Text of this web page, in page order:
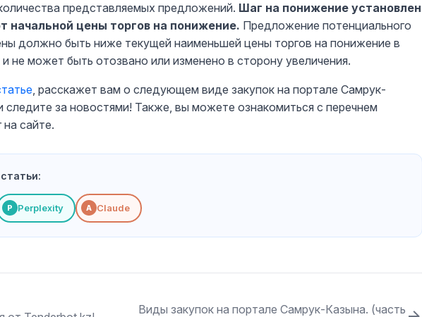
представляемых предложений. Шаг на понижение установлен
начальной цены торгов на понижение. Предложение потенциального
должно быть ниже текущей наименьшей цены торгов на понижение в
не может быть отозвано или изменено в сторону увеличения.
, расскажет вам о следующем виде закупок на портале Самрук-
следите за новостями! Также, вы можете ознакомиться с перечнем
сайте.
P Perplexity A Claude
Виды закупок на портале Самрук-Казына. (часть